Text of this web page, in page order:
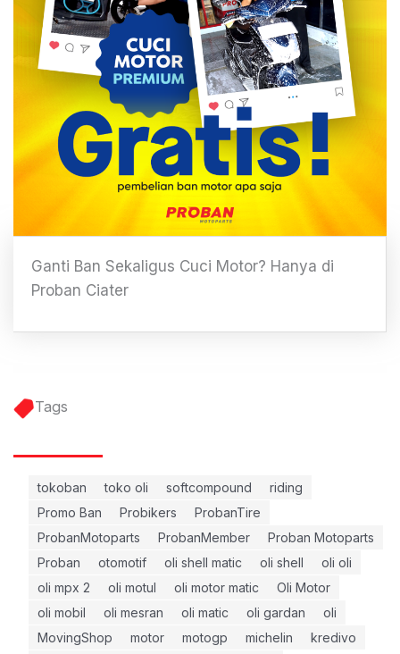
Ganti Ban Sekaligus Cuci Motor? Hanya di
Proban Ciater
Tags
tokoban toko oli softcompound
riding
Promo Ban
Probikers
ProbanTire
ProbanMotoparts
ProbanMember
Proban Motoparts
Proban
otomotif oli shell matic oli shell
oli oli
oli mpx 2
oli motul oli motor matic
Oli Motor
oli mobil
oli mesran oli matic oli gardan
oli
MovingShop
motor motogp michelin
kredivo